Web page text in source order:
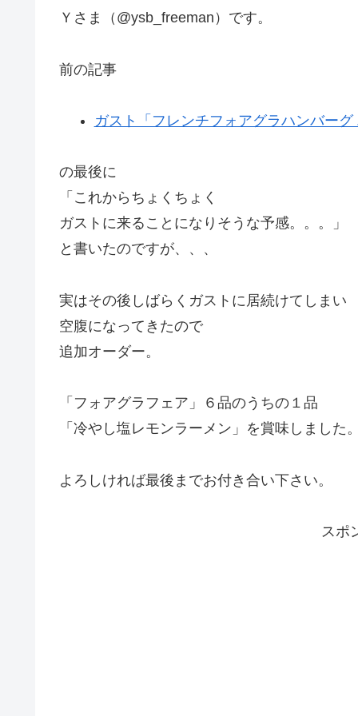
Ｙさま（@ysb_freeman）です。
前の記事
ガスト「フレンチフォアグラハンバー
の最後に
「これからちょくちょく
ガストに来ることになりそうな予感。。。」
と書いたのですが、、、
実はその後しばらくガストに居続けてしまい
空腹になってきたので
追加オーダー。
「フォアグラフェア」６品のうちの１品
「冷やし塩レモンラーメン」を賞味しました。
よろしければ最後までお付き合い下さい。
スポ